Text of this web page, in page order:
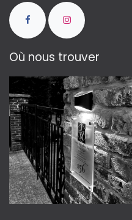
Où nous trouver